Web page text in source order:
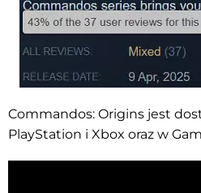
Commandos: Origins jest
PlayStation i Xbox oraz w